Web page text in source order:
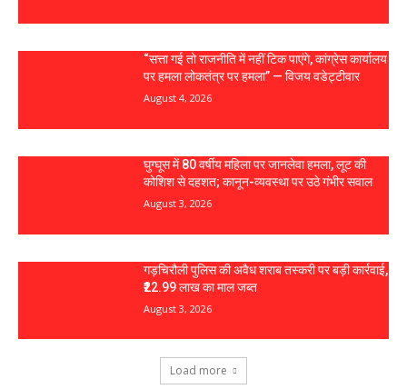
“सत्ता गई तो राजनीति में नहीं टिक पाएंगे, कांग्रेस कार्यालय
पर हमला लोकतंत्र पर हमला” — विजय वडेट्टीवार
August 4, 2026
घुग्घूस में 80 वर्षीय महिला पर जानलेवा हमला, लूट की
कोशिश से दहशत; कानून-व्यवस्था पर उठे गंभीर सवाल
August 3, 2026
गड़चिरौली पुलिस की अवैध शराब तस्करी पर बड़ी कार्रवाई,
₹22.99 लाख का माल जब्त
August 3, 2026
Load more